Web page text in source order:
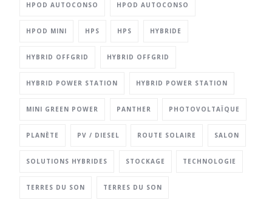
HPOD AUTOCONSO HPOD AUTOCONSO
HPOD MINI HPS HPS HYBRIDE
HYBRID OFFGRID HYBRID OFFGRID
HYBRID POWER STATION HYBRID POWER STATION
MINI GREEN POWER PANTHER PHOTOVOLTAÏQUE
PLANÈTE PV / DIESEL ROUTE SOLAIRE SALON
SOLUTIONS HYBRIDES STOCKAGE TECHNOLOGIE
TERRES DU SON TERRES DU SON